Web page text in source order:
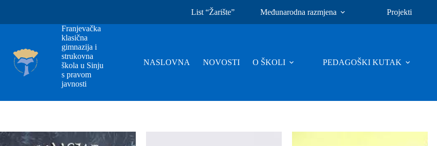
List “Žarište” Međunarodna razmjena Projekti
Franjevačka
klasična
gimnazija i
strukovna
škola u Sinju
s pravom
javnosti
NASLOVNA NOVOSTI O ŠKOLI PEDAGOŠKI KUTAK